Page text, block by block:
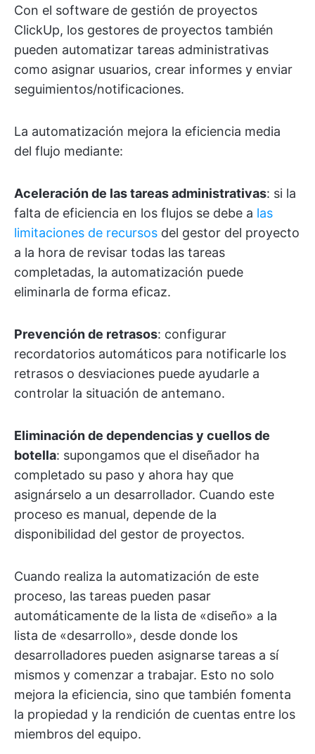
Con el software de gestión de proyectos
ClickUp, los gestores de proyectos también
pueden automatizar tareas administrativas
como asignar usuarios, crear informes y enviar
seguimientos/notificaciones.
La automatización mejora la eficiencia media
del flujo mediante:
Aceleración de las tareas administrativas: si la
falta de eficiencia en los flujos se debe a las
limitaciones de recursos del gestor del proyecto
a la hora de revisar todas las tareas
completadas, la automatización puede
eliminarla de forma eficaz.
Prevención de retrasos: configurar
recordatorios automáticos para notificarle los
retrasos o desviaciones puede ayudarle a
controlar la situación de antemano.
Eliminación de dependencias y cuellos de
botella: supongamos que el diseñador ha
completado su paso y ahora hay que
asignárselo a un desarrollador. Cuando este
proceso es manual, depende de la
disponibilidad del gestor de proyectos.
Cuando realiza la automatización de este
proceso, las tareas pueden pasar
automáticamente de la lista de «diseño» a la
lista de «desarrollo», desde donde los
desarrolladores pueden asignarse tareas a sí
mismos y comenzar a trabajar. Esto no solo
mejora la eficiencia, sino que también fomenta
la propiedad y la rendición de cuentas entre los
miembros del equipo.